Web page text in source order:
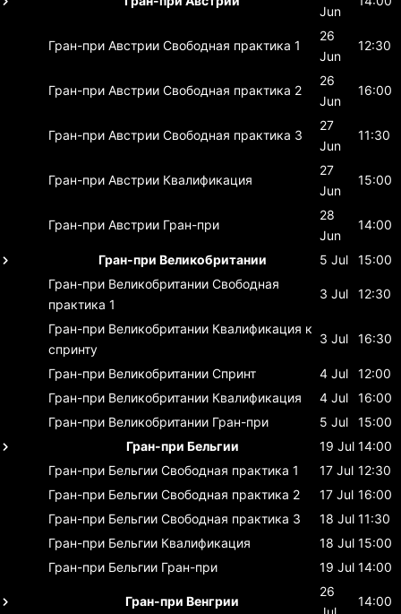
Jun
Гран-при Австрии Свободная практика 1
26
Jun
12:30
Гран-при Австрии Свободная практика 2
26
Jun
16:00
Гран-при Австрии Свободная практика 3
27
Jun
11:30
Гран-при Австрии Квалификация
27
Jun
15:00
Гран-при Австрии Гран-при
28
Jun
14:00
Гран-при Великобритании 5 Jul
15:00
Гран-при Великобритании Свободная
практика 1
3 Jul 12:30
Гран-при Великобритании Квалификация к
спринту
3 Jul 16:30
Гран-при Великобритании Спринт 4 Jul
12:00
Гран-при Великобритании Квалификация 4 Jul
16:00
Гран-при Великобритании Гран-при 5 Jul
15:00
Гран-при Бельгии
19 Jul 14:00
Гран-при Бельгии Свободная практика 1 17 Jul 12:30
Гран-при Бельгии Свободная практика 2 17 Jul 16:00
Гран-при Бельгии Свободная практика 3 18 Jul 11:30
Гран-при Бельгии Квалификация 18 Jul 15:00
Гран-при Бельгии Гран-при 19 Jul 14:00
Гран-при Венгрии
26
14:00